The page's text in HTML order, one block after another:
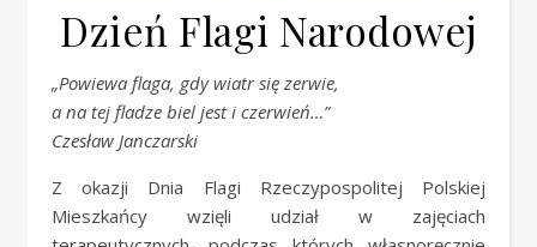
Dzień Flagi Narodowej
„Powiewa flaga, gdy wiatr się zerwie,
a na tej fladze biel jest i czerwień…”
Czesław Janczarski
Z okazji Dnia Flagi Rzeczypospolitej Polskiej
Mieszkańcy wzięli udział w zajęciach